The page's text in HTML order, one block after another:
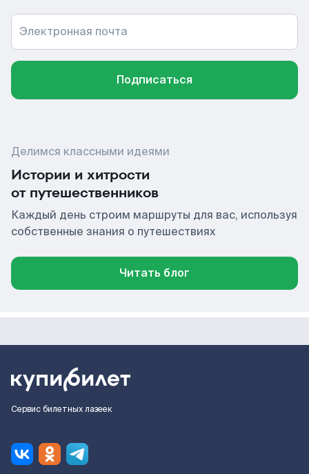
Электронная почта
Подписаться
Делимся классными идеями
Истории и хитрости
от путешественников
Каждый день строим маршруты для вас, используя
собственные знания о путешествиях
Читать блог
Сервис билетных лазеек